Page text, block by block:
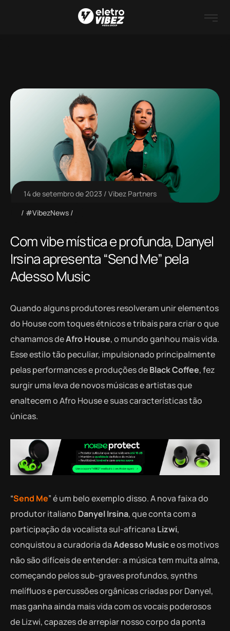
14 de setembro de 2023
Vibez Partners
#VibezNews
Com vibe mística e profunda, Danyel
Irsina apresenta “Send Me” pela
Adesso Music
Quando alguns produtores resolveram unir elementos
do House com toques étnicos e tribais para criar o que
chamamos deAfro House, o mundo ganhou mais vida.
Esse estilo tão peculiar, impulsionado principalmente
pelas performances e produções deBlack Coffee, fez
surgir uma leva de novos músicas e artistas que
enaltecem o Afro House e suas características tão
únicas.
“Send Me” é um belo exemplo disso. A nova faixa do
produtor italiano Danyel Irsina, que conta com a
participação da vocalista sul-africana Lizwi,
conquistou a curadoria daAdesso Musice os motivos
não são difíceis de entender: a música tem muita alma,
começando pelos sub-graves profundos, synths
melífluos e percussões orgânicas criadas por Danyel,
mas ganha ainda mais vida com os vocais poderosos
de Lizwi, capazes de arrepiar nosso corpo da ponta